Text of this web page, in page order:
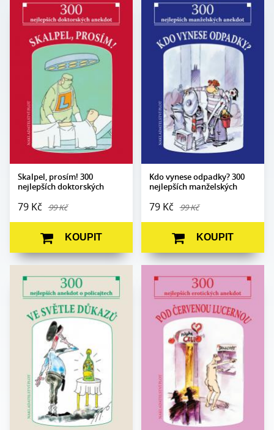
Skalpel, prosím! 300
nejlepších doktorských
79 Kč 99 Kč
Edice:
Kabaret
Počet stran:
80
Formát:
105 x 140
V8a (pevná)
Ilustrace Miroslav
Barták
vydání:
16. 6. 2021
KOUPIT
Kdo vynese odpadky? 300
nejlepších manželských
79 Kč 99 Kč
Kabaret
Počet
stran:
80
105 x 140
V8a (pevná)
Obrazová
část:
Ilustrace Jiří Novák a
Jaroslav Skoupý
Datum
vydání:
16. 6. 2021
KOUPIT
Edice:
Kabaret
Počet
stran:
80
105 x 140
V8a (pevná)
Obrazová
Ilustrace Miroslav
Pavlíček
Datum
vydání:
16. 6. 2021
Kabaret
Počet
stran:
80
Formát:
105 x 140
V8a (pevná)
Ilustrace Jiří Novák a
Jaroslav Skoupý
Datum
vydání:
16. 6. 2021